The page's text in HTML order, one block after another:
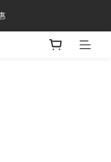
750 三件1000 十件3000